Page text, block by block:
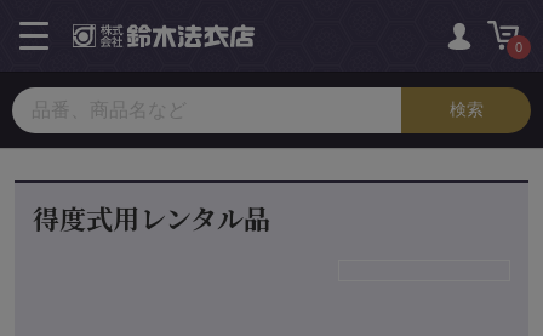
0
toggle
navigation
得度式用レンタル品